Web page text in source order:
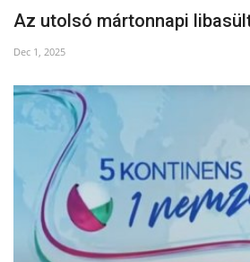
Az utolsó mártonnapi
Dec 1, 2025